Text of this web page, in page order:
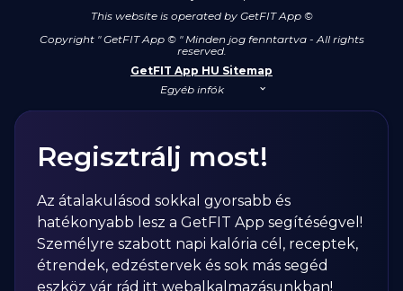
This website is operated by GetFIT App ©
Copyright " GetFIT App © " Minden jog fenntartva - All rights
reserved.
GetFIT App HU Sitemap
Egyéb infók
Regisztrálj most!
Az átalakulásod sokkal gyorsabb és
hatékonyabb lesz a GetFIT App segítéségvel!
Személyre szabott napi kalória cél, receptek,
étrendek, edzéstervek és sok más segéd
eszköz vár rád itt webalkalmazásunkban!